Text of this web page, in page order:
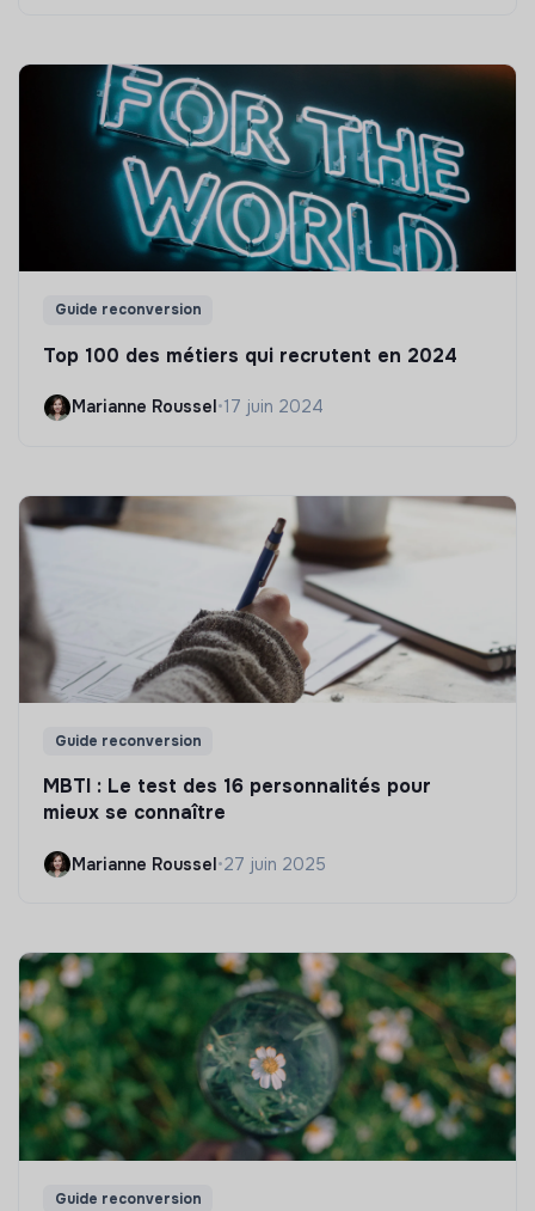
Guide reconversion
Top 100 des métiers qui recrutent en 2024
Marianne Roussel•17 juin 2024
Guide reconversion
MBTI : Le test des 16 personnalités pour
mieux se connaître
Marianne Roussel•27 juin 2025
Guide reconversion